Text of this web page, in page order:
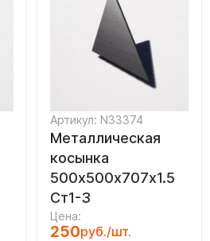
Артикул: N33374
Металлическая
косынка
500х500х707х1.5
Ст1-3
Цена:
250руб./шт.